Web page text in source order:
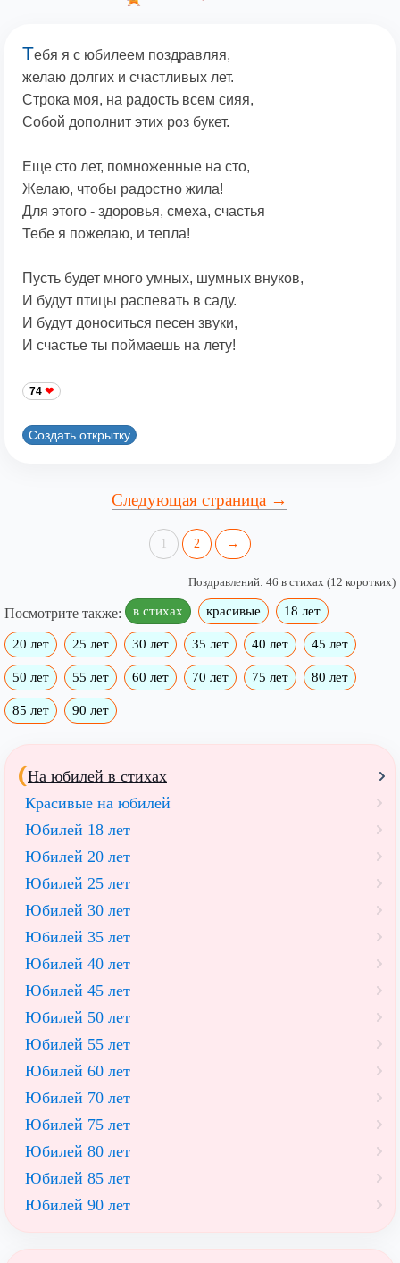
Тебя я с юбилеем поздравляя,
желаю долгих и счастливых лет.
Строка моя, на радость всем сияя,
Собой дополнит этих роз букет.
Еще сто лет, помноженные на сто,
Желаю, чтобы радостно жила!
Для этого - здоровья, смеха, счастья
Тебе я пожелаю, и тепла!
Пусть будет много умных, шумных внуков,
И будут птицы распевать в саду.
И будут доноситься песен звуки,
И счастье ты поймаешь на лету!
74
Создать открытку
Следующая страница →
1 2 →
Поздравлений: 46 в стихах (12 коротких)
Посмотрите также: в стихах красивые 18 лет
20 лет 25 лет 30 лет 35 лет 40 лет 45 лет
50 лет 55 лет 60 лет 70 лет 75 лет 80 лет
85 лет 90 лет
На юбилей в стихах
Красивые на юбилей
Юбилей 18 лет
Юбилей 20 лет
Юбилей 25 лет
Юбилей 30 лет
Юбилей 35 лет
Юбилей 40 лет
Юбилей 45 лет
Юбилей 50 лет
Юбилей 55 лет
Юбилей 60 лет
Юбилей 70 лет
Юбилей 75 лет
Юбилей 80 лет
Юбилей 85 лет
Юбилей 90 лет